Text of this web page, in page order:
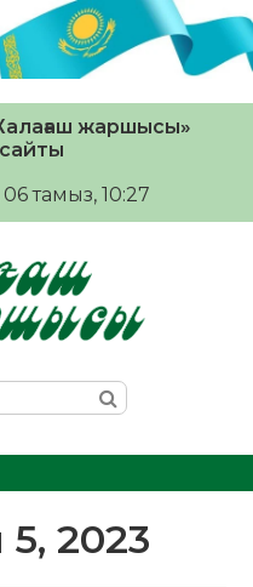
жаршысы»
сайты
тамыз, 10:27
2023